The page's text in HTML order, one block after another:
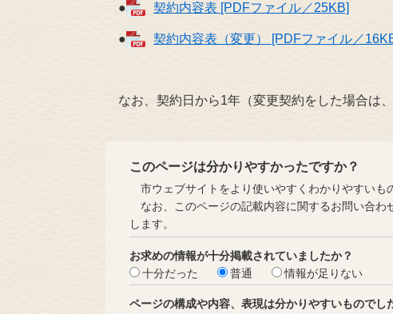
● 契約内容表 [PDFファイル／25KB]
● 契約内容表（変更） [PDFファイル／
なお、契約日から1年（変更契約をした場合は
このページは分かりやすかったですか？
市ウェブサイトをより使いやすくわかりやすいも
なお、このページの記載内容に関するお問い合わ
します。
お求めの情報が十分掲載されていましたか？
十分だった
普通 情報が足りない
ページの構成や内容、表現は分かりやすいものでし